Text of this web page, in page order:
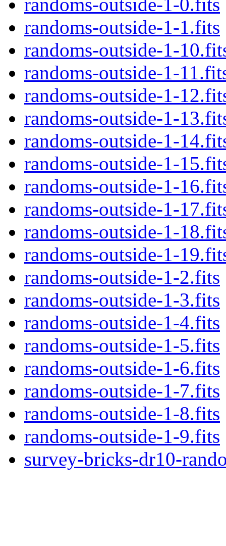
randoms-outside-1-1.fits
randoms-outside-1-
randoms-outside-1-
randoms-outside-1-
randoms-outside-1-
randoms-outside-1-
randoms-outside-1-
randoms-outside-1-
randoms-outside-1-
randoms-outside-1-
randoms-outside-1-
randoms-outside-1-2.fits
randoms-outside-1-3.fits
randoms-outside-1-4.fits
randoms-outside-1-5.fits
randoms-outside-1-6.fits
randoms-outside-1-7.fits
randoms-outside-1-8.fits
randoms-outside-1-9.fits
survey-bricks-dr10-